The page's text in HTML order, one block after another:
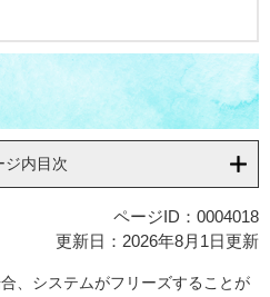
ジ内目次
ページID：0004018
更新日：2026年8月1日更新
、システムがフリーズすることが